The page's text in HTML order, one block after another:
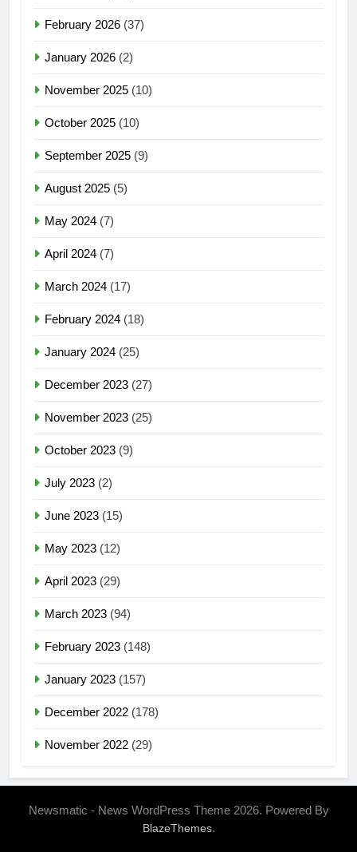
February 2026 (37)
January 2026 (2)
November 2025 (10)
October 2025 (10)
September 2025 (9)
August 2025 (5)
May 2024 (7)
April 2024 (7)
March 2024 (17)
February 2024 (18)
January 2024 (25)
December 2023 (27)
November 2023 (25)
October 2023 (9)
July 2023 (2)
June 2023 (15)
May 2023 (12)
April 2023 (29)
March 2023 (94)
February 2023 (148)
January 2023 (157)
December 2022 (178)
November 2022 (29)
Newsmatic - News WordPress Theme 2026. Powered By
BlazeThemes.